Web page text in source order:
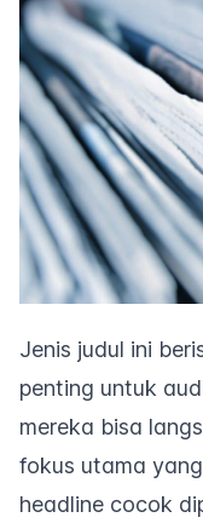
Jenis judul ini
penting untuk
mereka bisa
fokus utama
headline cocok